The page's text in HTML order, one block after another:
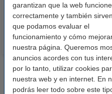
garantizan que la web funcione
correctamente y también
que podamos evaluar el
funcionamiento y cómo
nuestra página. Queremos
anuncios acordes con tus
por lo tanto, utilizar cookies
nuestra web y en internet. En
podrás leer todo sobre este
10,50 € Incl. 21% IVA